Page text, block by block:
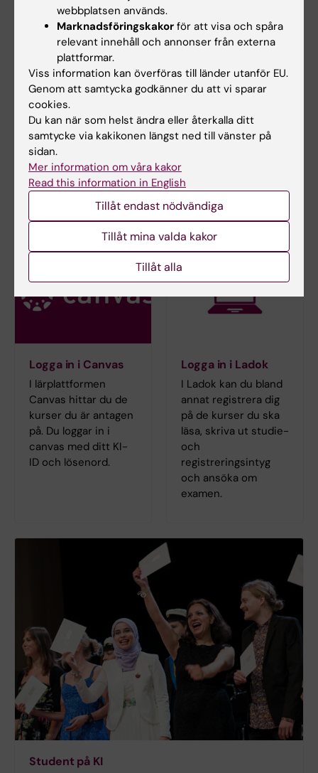
+46852486824
E-post:
mia.von.knorring@ki.se
Kursadministratör
Telefon:
+46852486080
E-post:
maria.appelgren@ki.se
Logga in i Canvas
I lärplattformen
Canvas hittar du de
kurser du är antagen
på. Du loggar in i
canvas med ditt KI-
ID och lösenord.
Logga in i Ladok
I Ladok kan du bland
annat registrera dig
på de kurser du ska
läsa, skriva ut studie-
och
registreringsintyg
och ansöka om
examen.
Student på KI
webbplatsen används.
Marknadsföringskakor för att visa och spåra
relevant innehåll och annonser från externa
plattformar.
Viss information kan överföras till länder utanför EU.
Genom att samtycka godkänner du att vi sparar
cookies.
Du kan när som helst ändra eller återkalla ditt
samtycke via kakikonen längst ned till vänster på
sidan.
Mer information om våra kakor
Read this information in English
Tillåt endast nödvändiga
Tillåt mina valda kakor
Tillåt alla